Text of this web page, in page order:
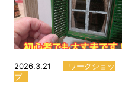
2026.3.21
ワークショッ
プ